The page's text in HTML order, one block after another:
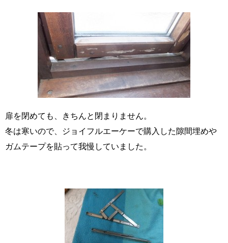
扉を閉めても、きちんと閉まりません。
冬は寒いので、ジョイフルエーケーで購入した隙間埋めや
ガムテープを貼って我慢していました。